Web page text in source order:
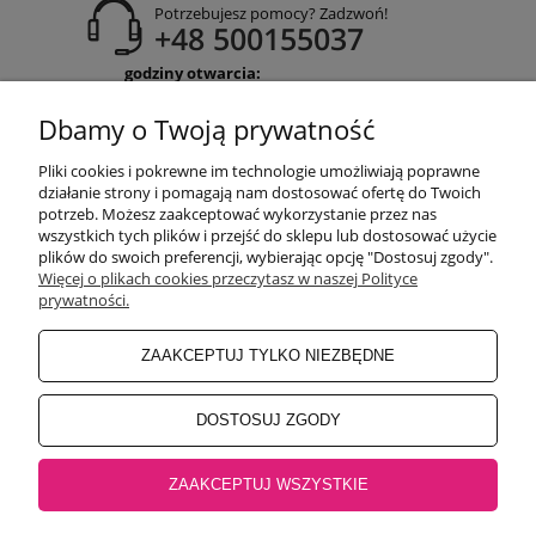
Potrzebujesz pomocy? Zadzwoń!
+48 500155037
godziny otwarcia:
obuwiehigo@gmail.com
WARUNKI ZAKUPÓW
MOJE KONTO
BEZPIECZNE PŁATNOŚCI
32-500 Chrzanów, Rynek 18 |Salon Jaworzno
Jaworzno, Rynek 4 |Salon Oświęcim32-600 Oświęcim, ul. Mickiewicza 10
Dbamy o Twoją prywatność
Pliki cookies i pokrewne im technologie umożliwiają poprawne
działanie strony i pomagają nam dostosować ofertę do Twoich
potrzeb. Możesz zaakceptować wykorzystanie przez nas
wszystkich tych plików i przejść do sklepu lub dostosować użycie
plików do swoich preferencji, wybierając opcję "Dostosuj zgody".
Więcej o plikach cookies przeczytasz w naszej Polityce
prywatności.
ZAAKCEPTUJ TYLKO NIEZBĘDNE
DOSTOSUJ ZGODY
ZAAKCEPTUJ WSZYSTKIE